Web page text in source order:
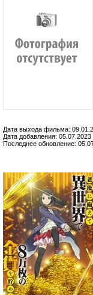
Дата выхода фильма:
Дата добавления: 05.07.2023
Последнее обновление: